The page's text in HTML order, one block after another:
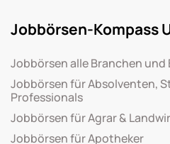
Jobbörsen-Kompass
Jobbörsen alle Branchen und
Jobbörsen für Absolventen,
Professionals
Jobbörsen für Agrar &
Jobbörsen für Apotheker